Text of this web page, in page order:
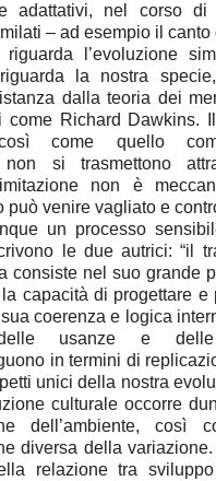
adattativi, nel corso di
– ad esempio il canto
l’evoluzione
la nostra
dalla teoria dei
come Richard Dawkins.
come quello
non si trasmettono
non è
può venire vagliato e
un processo
le due autrici: “il
consiste nel suo grande
capacità di progettare e
coerenza e logica
delle usanze e
in termini di
unici della nostra
culturale occorre
dell’ambiente, così
diversa della
relazione tra